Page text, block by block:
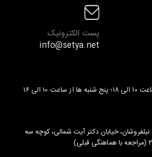
پست الکترونیک
info@setya.net
۱۰ الی ۱۶
نیلفروشان، خیابان دکتر آیت شمالی، کوچه سه